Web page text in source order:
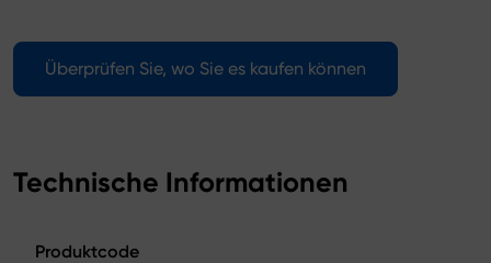
Überprüfen Sie, wo Sie es kaufen können
Technische Informationen
Produktcode